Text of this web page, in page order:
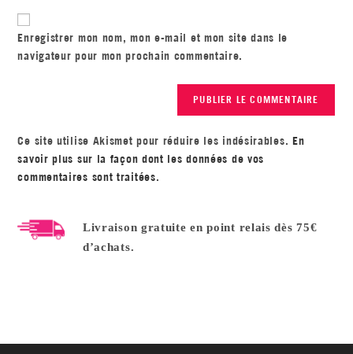
Enregistrer mon nom, mon e-mail et mon site dans le
navigateur pour mon prochain commentaire.
Ce site utilise Akismet pour réduire les indésirables. En
savoir plus sur la façon dont les données de vos
commentaires sont traitées.
Livraison gratuite en point relais dès 75€
d’achats.